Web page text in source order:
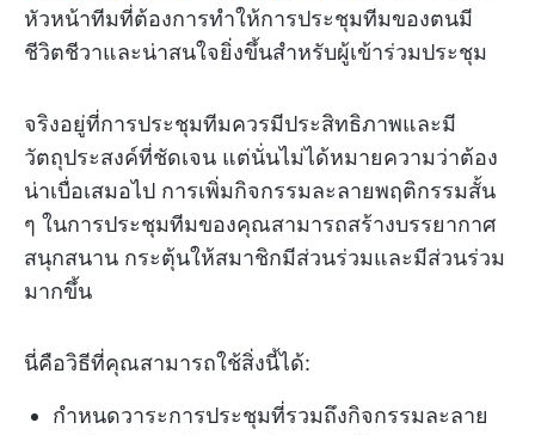
หัวหน้าทีมที่ต้องการทำให้การประชุมทีมของตนมี
ชีวิตชีวาและน่าสนใจยิ่งขึ้นสำหรับผู้เข้าร่วมประชุม
จริงอยู่ที่การประชุมทีมควรมีประสิทธิภาพและมี
วัตถุประสงค์ที่ชัดเจน แต่นั่นไม่ได้หมายความว่าต้อง
น่าเบื่อเสมอไป การเพิ่มกิจกรรมละลายพฤติกรรมสั้น
ๆ ในการประชุมทีมของคุณสามารถสร้างบรรยากาศ
สนุกสนาน กระตุ้นให้สมาชิกมีส่วนร่วมและมีส่วนร่วม
มากขึ้น
นี่คือวิธีที่คุณสามารถใช้สิ่งนี้ได้:
กำหนดวาระการประชุมที่รวมถึงกิจกรรมละลาย